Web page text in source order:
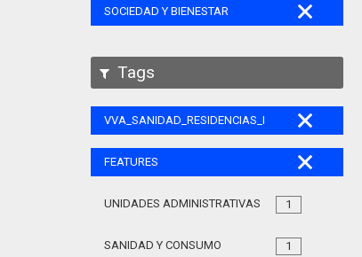
SOCIEDAD Y BIENESTAR
Tags
VVA_SANIDAD_RESIDENCIAS_MAYORES_105
FEATURES
1
UNIDADES ADMINISTRATIVAS
1
SANIDAD Y CONSUMO